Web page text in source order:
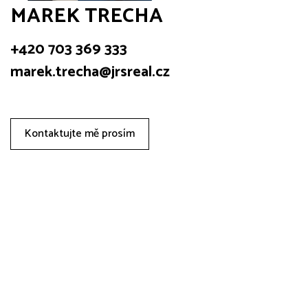
MAREK TRECHA
+420 703 369 333
marek.trecha@jrsreal.cz
Kontaktujte mě prosím